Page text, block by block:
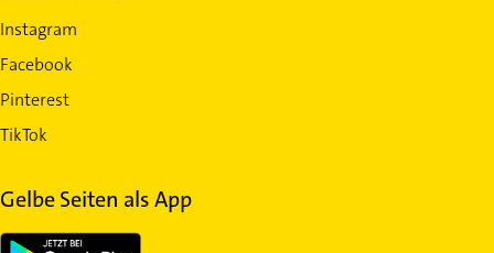
Instagram
Facebook
Pinterest
TikTok
Gelbe Seiten als App